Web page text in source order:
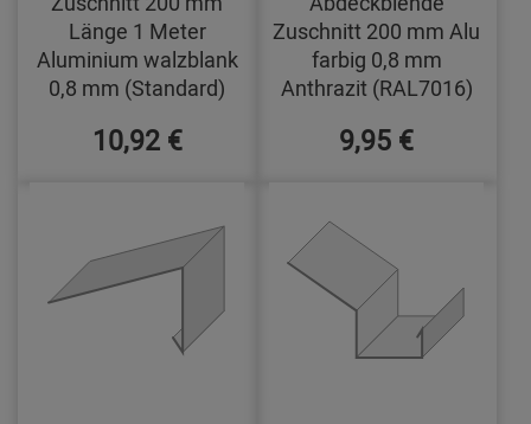
Länge 1 Meter
Aluminium walzblank
0,8 mm (Standard)
10,92 €
Zuschnitt 200 mm Alu
farbig 0,8 mm
Anthrazit (RAL7016)
9,95 €